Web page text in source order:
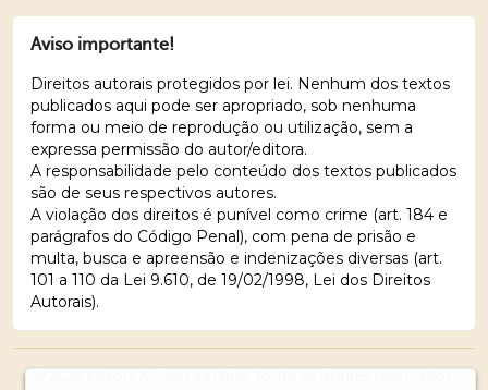
Aviso importante!
Direitos autorais protegidos por lei. Nenhum dos textos
publicados aqui pode ser apropriado, sob nenhuma
forma ou meio de reprodução ou utilização, sem a
expressa permissão do autor/editora.
A responsabilidade pelo conteúdo dos textos publicados
são de seus respectivos autores.
A violação dos direitos é punível como crime (art. 184 e
parágrafos do Código Penal), com pena de prisão e
multa, busca e apreensão e indenizações diversas (art.
101 a 110 da Lei 9.610, de 19/02/1998, Lei dos Direitos
Autorais).